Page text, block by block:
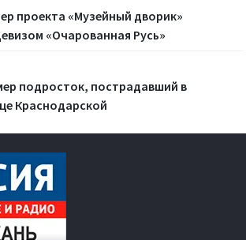
проекта «Музейный дворик»
«Очарованная Русь»
подросток, пострадавший в
Краснодарской